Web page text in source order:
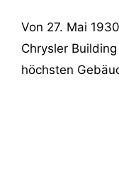
Von 27. Mai
Chrysler
höchsten